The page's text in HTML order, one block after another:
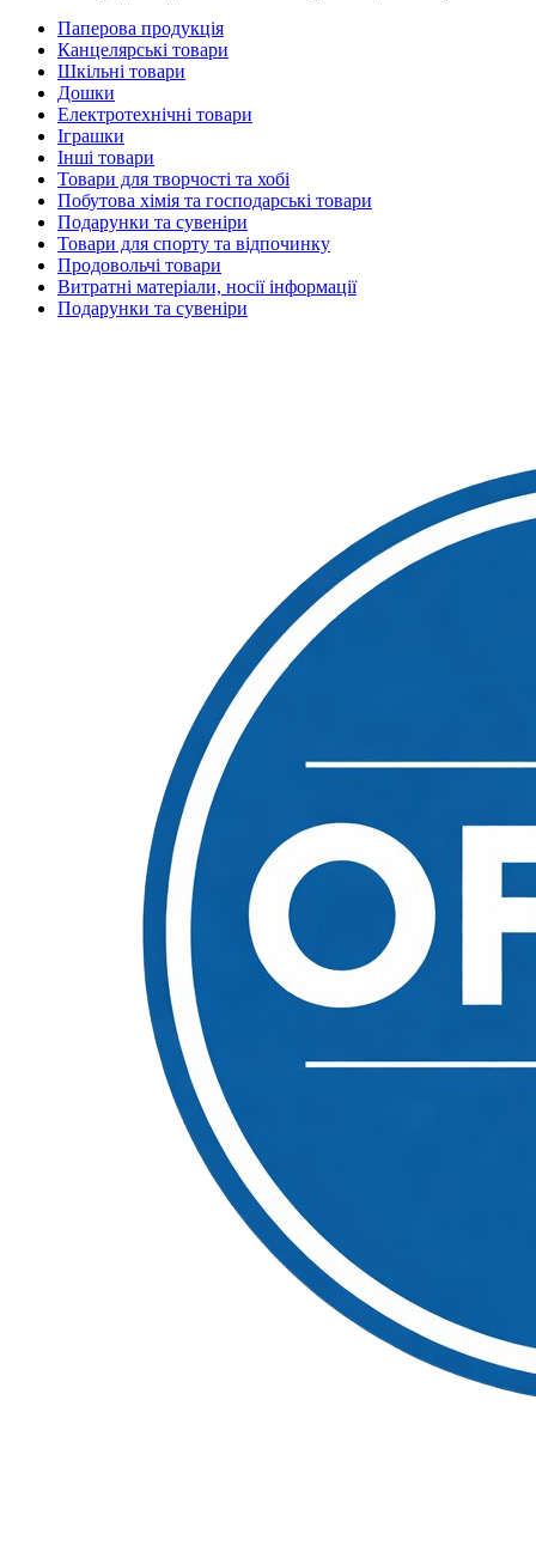
Паперова продукція
Канцелярські товари
Шкільні товари
Дошки
Електротехнічні товари
Іграшки
Інші товари
Товари для творчості та хобі
Побутова хімія та господарські товари
Подарунки та сувеніри
Товари для спорту та відпочинку
Продовольчі товари
Витратні матеріали, носії інформації
Подарунки та сувеніри